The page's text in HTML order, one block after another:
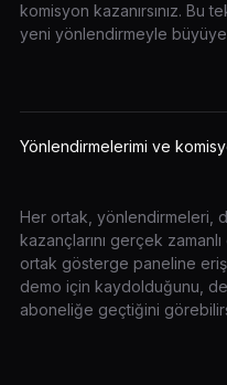
komisyon kazanırsınız. Bu
yeni yönlendirmeyle
Yönlendirmelerimi ve
Her ortak, yönlendirmeleri,
kazançlarını gerçek
ortak gösterge paneline
demo için kaydolduğunu,
aboneliğe geçtiğini